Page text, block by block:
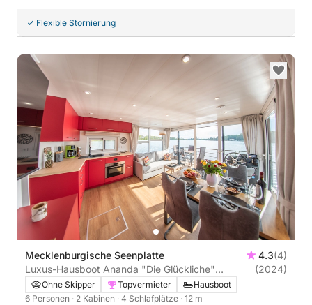
Flexible Stornierung
Mecklenburgische Seenplatte 4.3(4)
Luxus-Hausboot Ananda "Die Glückliche"
Führerscheinfrei (Charterschein)
(2024)
Ohne Skipper Topvermieter
Hausboot
6 Personen · 2 Kabinen · 4 Schlafplätze · 12 m